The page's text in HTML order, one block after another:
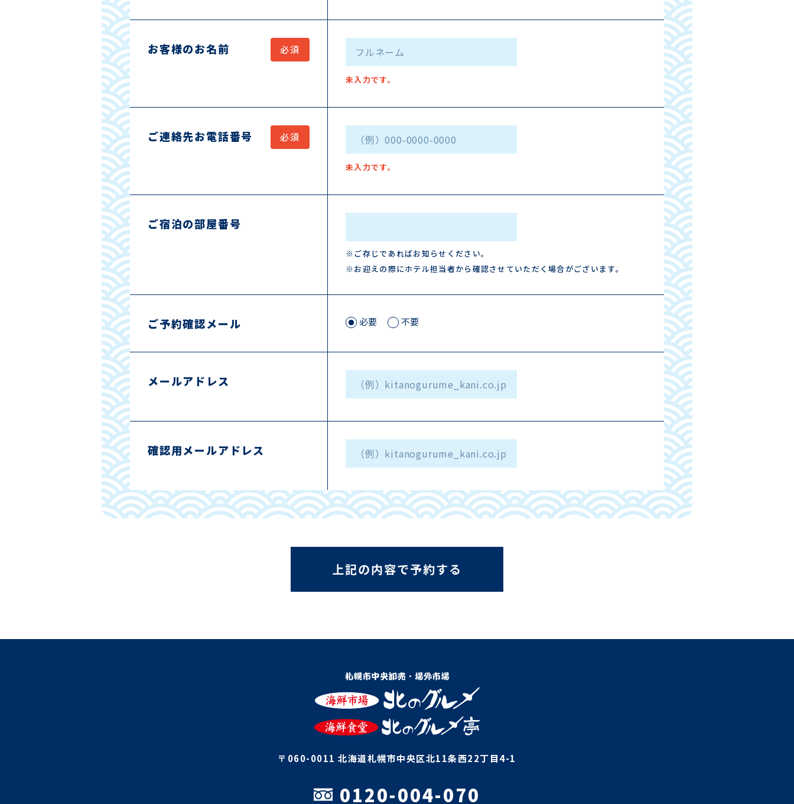
お客様のお名前
未入力です。
ご連絡先お電話番号
未入力です。
ご宿泊の部屋番号
※ご存じであればお知らせください。
※お迎えの際にホテル担当者から確認させていただく場合がございます。
ご予約確認メール 必要 不要
メールアドレス
確認用メールアドレス
上記の内容で予約する
〒060-0011 北海道札幌市中央区北11条西22丁目4-1
0120-004-070